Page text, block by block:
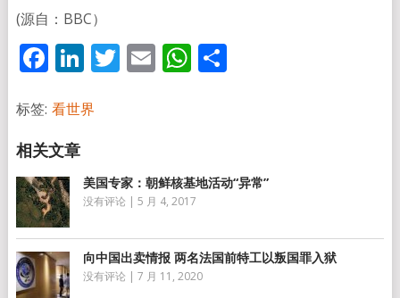
(源自：BBC）
Facebook
LinkedIn
Twitter
EmailWhatsApp
分
标签: 看世界
美国专家：朝鲜核基地活动“异常”
没有评论 | 5 月 4, 2017
向中国出卖情报 两名法国前特工以叛国罪入狱
没有评论 | 7 月 11, 2020